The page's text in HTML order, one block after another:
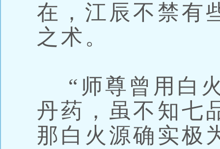
在，江辰不禁有
之术。
“师尊曾用白
丹药，虽不知七
那白火源确实极